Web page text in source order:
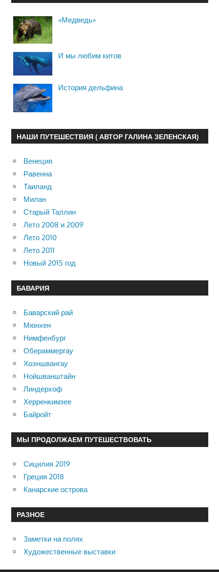
«Медведь»
И мы любим китов
История дельфина
НАШИ ПУТЕШЕСТВИЯ ( АВТОР ГАЛИНА ЗЕЛЕНСКАЯ)
Венеция
Равенна
Таиланд
Милан
Старый Таллин
Лето 2008 и 2009
Лето 2010
Лето 2011
Новый 2015 год
БАВАРИЯ
Баварский рай
Мюнхен
Нимфенбург
Обераммергау
Хоэншвангау
Нойшванштайн
Линдерхоф
Херренкимзее
Байройт
МЫ ПРОДОЛЖАЕМ ПУТЕШЕСТВОВАТЬ
Сицилия 2019
Греция 2018
Канарские острова
РАЗНОЕ
Заметки на полях
Художественные выставки